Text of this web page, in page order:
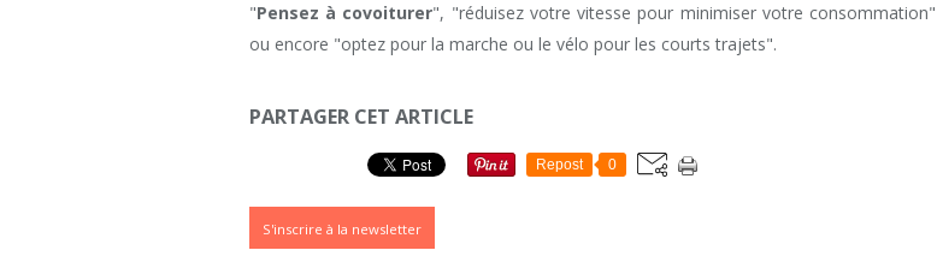
"Pensez à covoiturer", "réduisez votre vitesse pour minimiser votre consommation"
ou encore "optez pour la marche ou le vélo pour les courts trajets".
PARTAGER CET ARTICLE
Repost 0
S'inscrire à la newsletter